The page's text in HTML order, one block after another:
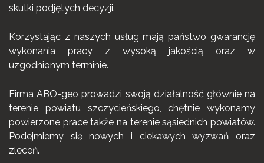
skutki podjętych decyzji.
Korzystając z naszych usług mają państwo gwarancję
wykonania pracy z wysoką jakością oraz w
uzgodnionym terminie.
Firma ABO-geo prowadzi swoją działalność głównie na
terenie powiatu szczycieńskiego, chętnie wykonamy
powierzone prace także na terenie sąsiednich powiatów.
Podejmiemy się nowych i ciekawych wyzwań oraz
zleceń.